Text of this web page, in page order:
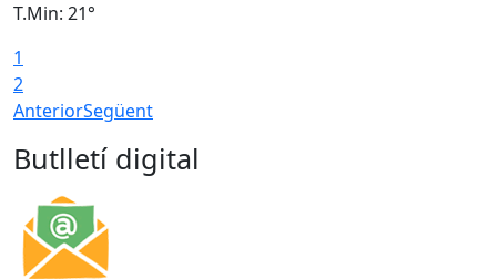
T.Min: 21°
1
2
AnteriorSegüent
Butlletí digital